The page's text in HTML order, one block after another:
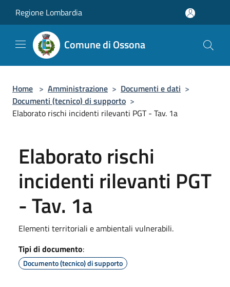
Regione Lombardia
Comune di Ossona
Home > Amministrazione > Documenti e dati >
Documenti (tecnico) di supporto >
Elaborato rischi incidenti rilevanti PGT - Tav. 1a
Elaborato rischi
incidenti rilevanti PGT
- Tav. 1a
Elementi territoriali e ambientali vulnerabili.
Tipi di documento:
Documento (tecnico) di supporto